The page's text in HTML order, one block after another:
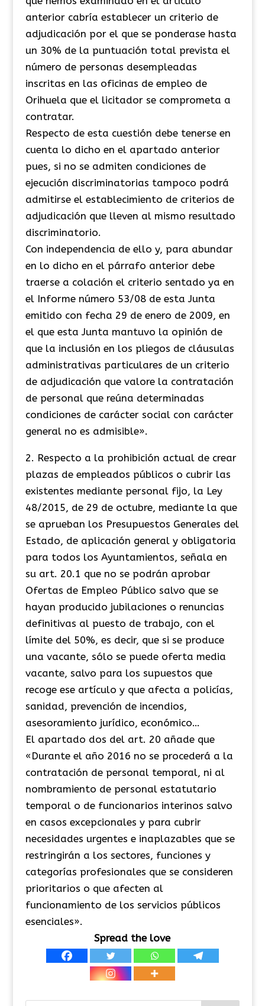
anterior cabría establecer un criterio de
adjudicación por el que se ponderase hasta
un 30% de la puntuación total prevista el
número de personas desempleadas
inscritas en las oficinas de empleo de
Orihuela que el licitador se comprometa a
contratar.
Respecto de esta cuestión debe tenerse en
cuenta lo dicho en el apartado anterior
pues, si no se admiten condiciones de
ejecución discriminatorias tampoco podrá
admitirse el establecimiento de criterios de
adjudicación que lleven al mismo resultado
discriminatorio.
Con independencia de ello y, para abundar
en lo dicho en el párrafo anterior debe
traerse a colación el criterio sentado ya en
el Informe número 53/08 de esta Junta
emitido con fecha 29 de enero de 2009, en
el que esta Junta mantuvo la opinión de
que la inclusión en los pliegos de cláusulas
administrativas particulares de un criterio
de adjudicación que valore la contratación
de personal que reúna determinadas
condiciones de carácter social con carácter
general no es admisible».
2. Respecto a la prohibición actual de crear
plazas de empleados públicos o cubrir las
existentes mediante personal fijo, la Ley
48/2015, de 29 de octubre, mediante la que
se aprueban los Presupuestos Generales del
Estado, de aplicación general y obligatoria
para todos los Ayuntamientos, señala en
su art. 20.1 que no se podrán aprobar
Ofertas de Empleo Público salvo que se
hayan producido jubilaciones o renuncias
definitivas al puesto de trabajo, con el
límite del 50%, es decir, que si se produce
una vacante, sólo se puede oferta media
vacante, salvo para los supuestos que
recoge ese artículo y que afecta a policías,
sanidad, prevención de incendios,
asesoramiento jurídico, económico…
El apartado dos del art. 20 añade que
«Durante el año 2016 no se procederá a la
contratación de personal temporal, ni al
nombramiento de personal estatutario
temporal o de funcionarios interinos salvo
en casos excepcionales y para cubrir
necesidades urgentes e inaplazables que se
restringirán a los sectores, funciones y
categorías profesionales que se consideren
prioritarios o que afecten al
funcionamiento de los servicios públicos
esenciales».
Spread the love